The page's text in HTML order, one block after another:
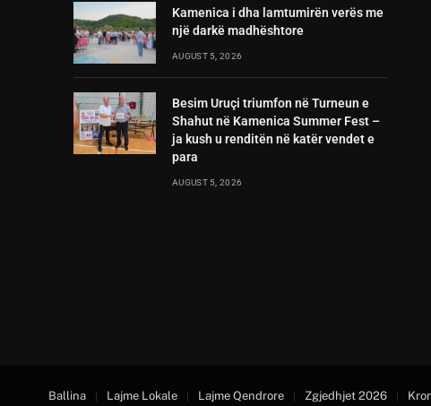
Kamenica i dha lamtumirën verës me
një darkë madhështore
AUGUST 5, 2026
Besim Uruçi triumfon në Turneun e
Shahut në Kamenica Summer Fest –
ja kush u renditën në katër vendet e
para
AUGUST 5, 2026
Ballina Lajme Lokale Lajme Qendrore Zgjedhjet 2026